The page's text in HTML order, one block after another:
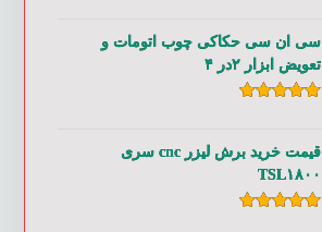
سی ان سی حکاکی چوب اتومات و
تعویض ابزار ۲در ۴
قیمت خرید برش لیزر cnc سری
TSL۱۸۰۰